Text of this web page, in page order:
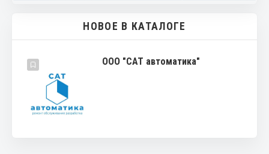
НОВОЕ В КАТАЛОГЕ
ООО "САТ автоматика"